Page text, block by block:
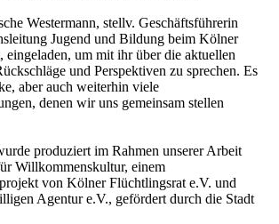
Westermann, stellv. Geschäftsführerin
Jugend und Bildung beim Kölner
eingeladen, um mit ihr über die aktuellen
und Perspektiven zu sprechen. Es
aber auch weiterhin viele
denen wir uns gemeinsam stellen
produziert im Rahmen unserer Arbeit
Willkommenskultur, einem
von Kölner Flüchtlingsrat e.V. und
Agentur e.V., gefördert durch die Stadt